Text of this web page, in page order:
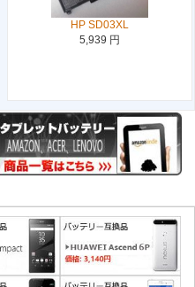
HP SD03XL
5,939 円